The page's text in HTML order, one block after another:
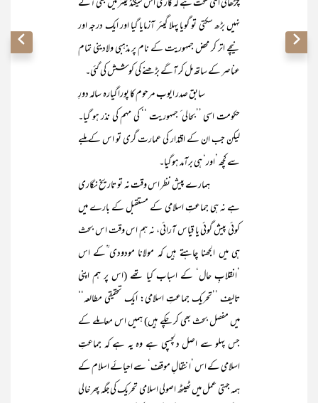
چڑھائی اتنی سخت ہے کہ گاڑی اس سیکنڈ گیئر میں بھی آگے
نہیں بڑھ سکتی تو گویا پہلا گیئر آزمایا گیا اور ایک درجہ اور
نیچے اتر کر محض جمہوریت کے نام پر مذہبی ولادینی تمام
عناصر کے ساتھ مل کر آگے بڑھنے کی کوشش کی گئی۔
سابق صدر ایوب مرحوم کا پورا گیارہ سالہ دورِ
حکومت اسی ’’بحالی ٔ جمہوریت ‘‘ کی مہم کی نذر ہو گیا۔
لیکن جب ان کے اقتدار کی عمارت گری تو اس کے ملبے
سے کچھ ’اور‘ ہی برآمد ہو گیا۔
ہمارے پیش نظر اس وقت نہ تو تاریخ نگاری
ہے نہ ہی جماعتِ اسلامی کے مستقبل کے بارے میں
کوئی پیش گوئی یا قیاس آرائی، نہ ہم اس وقت اس بحث
ہی میں الجھنا چاہتے ہیں کہ مولانا مودودی ؒکے اس
’انقلابِ حال‘ کے اسباب کیا تھے (اس پر ہم اپنی
تالیف ’’تحریک جماعتِ اسلامی: ایک تحقیقی مطالعہ‘‘
میں مفصل بحث بھی کر چکے ہیں) ہمیں اس معاملے کے
جس پہلو سے اصل دلچسپی ہے وہ یہ ہے کہ جماعتِ
اسلامی کے اس ’انتقالِ موقف‘ سے احیائے اسلام کے
ہمہ جہتی عمل میں ٹھیٹھ اصولی اسلامی تحریک کی جگہ پھر خالی